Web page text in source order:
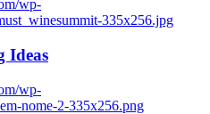
wp-
335x256.jpg
Ideas
wp-
nome-2-335x256.png